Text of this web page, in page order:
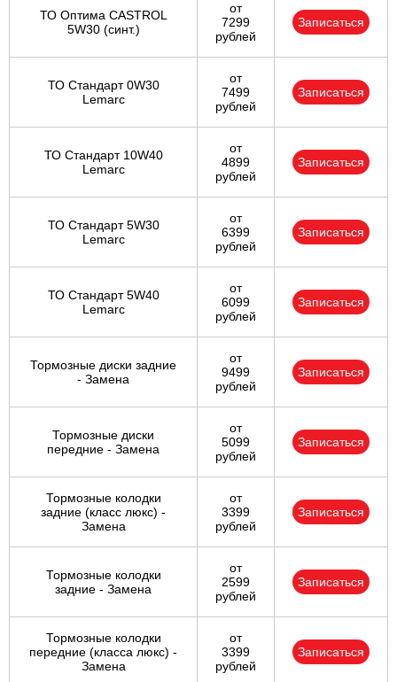
ТО Оптима CASTROL
5W30 (синт.)
от
7299
рублей
Записаться
ТО Стандарт 0W30
Lemarc
от
7499
рублей
Записаться
ТО Стандарт 10W40
Lemarc
от
4899
рублей
Записаться
ТО Стандарт 5W30
Lemarc
от
6399
рублей
Записаться
ТО Стандарт 5W40
Lemarc
от
6099
рублей
Записаться
Тормозные диски задние
- Замена
от
9499
рублей
Записаться
Тормозные диски
передние - Замена
от
5099
рублей
Записаться
Тормозные колодки
задние (класс люкс) -
Замена
от
3399
рублей
Записаться
Тормозные колодки
задние - Замена
от
2599
рублей
Записаться
Тормозные колодки
передние (класса люкс) -
Замена
от
3399
рублей
Записаться